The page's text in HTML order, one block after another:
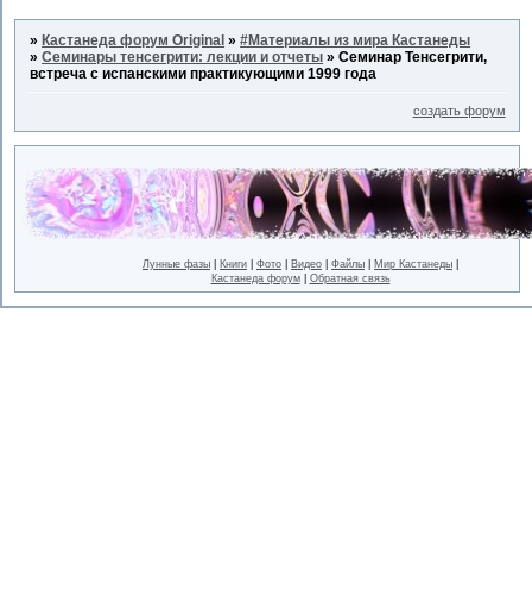
»Кастанеда форум Original »#Материалы из мира Кастанеды
»Семинары тенсегрити: лекции и отчеты »Семинар Тенсегрити,
встреча с испанскими практикующими 1999 года
создать форум
Лунные фазы Книги Фото Видео Файлы Мир Кастанеды
Кастанеда форум| Обратная связь